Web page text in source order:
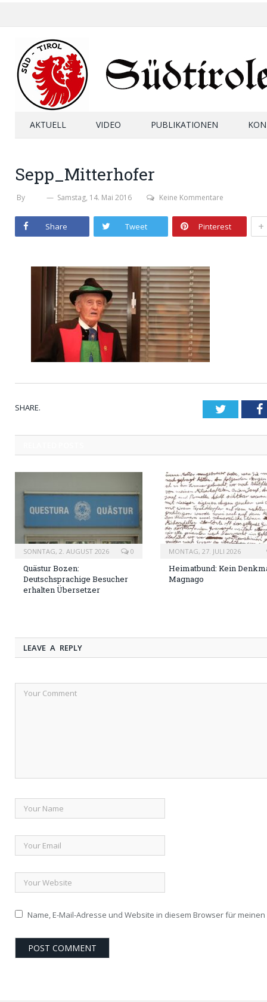
AKTUELL VIDEO PUBLIKATIONEN
Sepp_Mitterhofer
By Samstag, 14. Mai 2016 Keine Kommentare
Share Tweet Pinterest +
SHARE. Twitter
SONNTAG, 2. AUGUST 2026 0
Quästur Bozen:
Deutschsprachige Besucher
erhalten Übersetzer
MONTAG, 27. JULI 2026
Heimatbund: Kein
Magnago
LEAVE A REPLY
Name, E-Mail-Adresse und Website in diesem Browser für